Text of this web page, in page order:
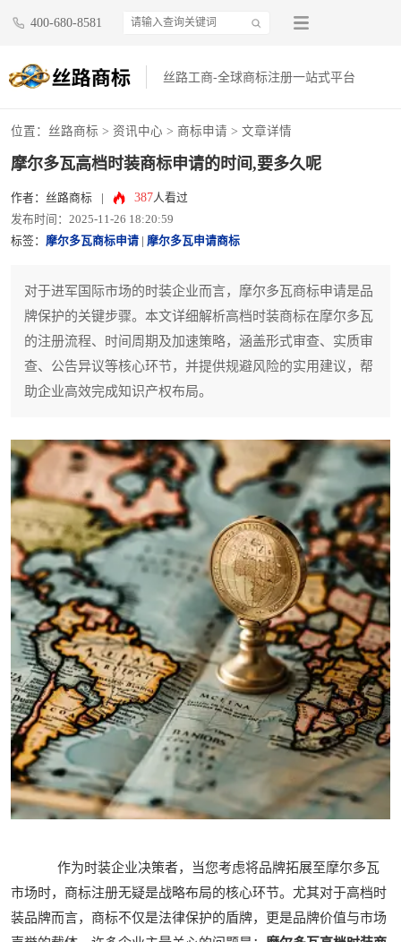
400-680-8581
丝路工商-全球商标注册一站式平台
位置： 丝路商标 > 资讯中心 > 商标申请 > 文章详情
摩尔多瓦高档时装商标申请的时间,要多久呢
作者：丝路商标 387人看过
发布时间：2025-11-26 18:20:59
标签： 摩尔多瓦商标申请 摩尔多瓦申请商标
对于进军国际市场的时装企业而言，摩尔多瓦商标申请是品
牌保护的关键步骤。本文详细解析高档时装商标在摩尔多瓦
的注册流程、时间周期及加速策略，涵盖形式审查、实质审
查、公告异议等核心环节，并提供规避风险的实用建议，帮
助企业高效完成知识产权布局。
作为时装企业决策者，当您考虑将品牌拓展至摩尔多瓦
市场时，商标注册无疑是战略布局的核心环节。尤其对于高档时
装品牌而言，商标不仅是法律保护的盾牌，更是品牌价值与市场